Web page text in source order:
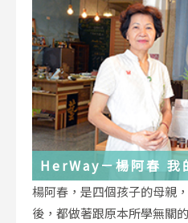
楊阿春，是四個孩子的母親
後，都做著跟原本所學無關